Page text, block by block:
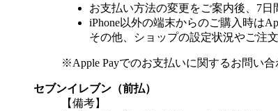
お支払い方法の変更をご案内後、7
iPhone以外の端末からのご購入時は
その他、ショップの設定状況やご注
※Apple Payでのお支払いに関するお問い合
セブンイレブン（前払）
【備考】